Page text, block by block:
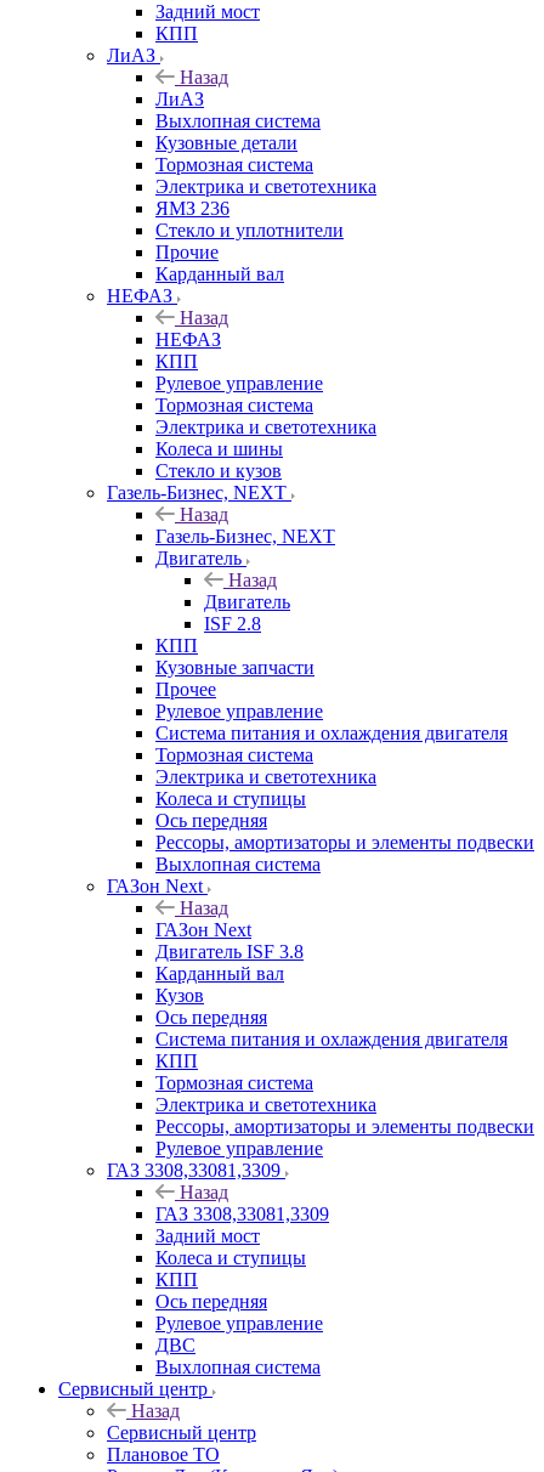
Задний мост
КПП
ЛиАЗ
Назад
ЛиАЗ
Выхлопная система
Кузовные детали
Тормозная система
Электрика и светотехника
ЯМЗ 236
Стекло и уплотнители
Прочие
Карданный вал
НЕФАЗ
Назад
НЕФАЗ
КПП
Рулевое управление
Тормозная система
Электрика и светотехника
Колеса и шины
Стекло и кузов
Газель-Бизнес, NEXT
Назад
Газель-Бизнес, NEXT
Двигатель
Назад
Двигатель
ISF 2.8
КПП
Кузовные запчасти
Прочее
Рулевое управление
Система питания и охлаждения двигателя
Тормозная система
Электрика и светотехника
Колеса и ступицы
Ось передняя
Рессоры, амортизаторы и элементы подвески
Выхлопная система
ГАЗон Next
Назад
ГАЗон Next
Двигатель ISF 3.8
Карданный вал
Кузов
Ось передняя
Система питания и охлаждения двигателя
КПП
Тормозная система
Электрика и светотехника
Рессоры, амортизаторы и элементы подвески
Рулевое управление
ГАЗ 3308,33081,3309
Назад
ГАЗ 3308,33081,3309
Задний мост
Колеса и ступицы
КПП
Ось передняя
Рулевое управление
ДВС
Выхлопная система
Сервисный центр
Назад
Сервисный центр
Плановое ТО